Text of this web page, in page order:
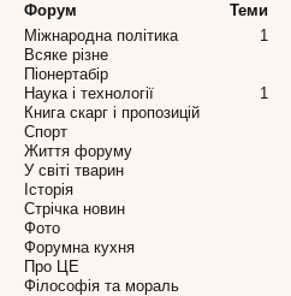
Форум Теми
Міжнародна політика
1
Всяке різне
Піонертабір
Наука і технології
1
Книга скарг і пропозицій
Спорт
Життя форуму
У світі тварин
Історія
Стрічка новин
Фото
Форумна кухня
Про ЦЕ
Філософія та мораль